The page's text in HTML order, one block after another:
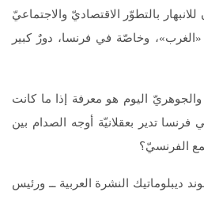
بالتطوّر الاقتصاديّ والاجتماعيّ
«الغرب»، وخاصّة في فرنسا، دورٌ كبير
اليوم هو معرفة إذا ما كانت
فرنسا تدير بعقلانيّة أوجه الصدام بين
الفرنسيّ؟
ديبلوماتيك النشرة العربية ــ ورئيس